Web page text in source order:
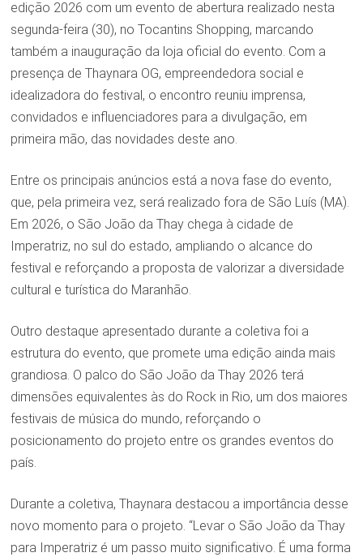
edição 2026 com um evento de abertura realizado nesta
segunda-feira (30), no Tocantins Shopping, marcando
também a inauguração da loja oficial do evento. Com a
presença de Thaynara OG, empreendedora social e
idealizadora do festival, o encontro reuniu imprensa,
convidados e influenciadores para a divulgação, em
primeira mão, das novidades deste ano.
Entre os principais anúncios está a nova fase do evento,
que, pela primeira vez, será realizado fora de São Luís (MA).
Em 2026, o São João da Thay chega à cidade de
Imperatriz, no sul do estado, ampliando o alcance do
festival e reforçando a proposta de valorizar a diversidade
cultural e turística do Maranhão.
Outro destaque apresentado durante a coletiva foi a
estrutura do evento, que promete uma edição ainda mais
grandiosa. O palco do São João da Thay 2026 terá
dimensões equivalentes às do Rock in Rio, um dos maiores
festivais de música do mundo, reforçando o
posicionamento do projeto entre os grandes eventos do
país.
Durante a coletiva, Thaynara destacou a importância desse
novo momento para o projeto. “Levar o São João da Thay
para Imperatriz é um passo muito significativo. É uma forma